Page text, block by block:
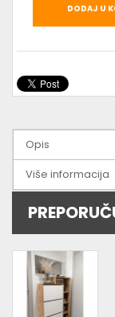
DODAJ U
Opis
Više informacija